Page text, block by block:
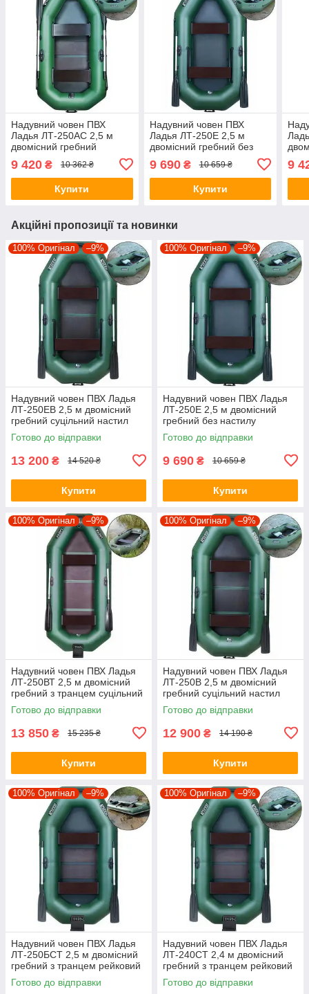
Надувний човен ПВХ
Ладья ЛТ-250АС 2,5 м
двомісний гребний
стаціонарні сидіння
9 420 ₴ 10 362 ₴
Купити
Надувний човен ПВХ
Ладья ЛТ-250Е 2,5 м
двомісний гребний без
стаціонарні сидіння
9 690₴ 10 659 ₴
Купити
9
Акційні пропозиції та новинки
100% Оригінал –9%
Надувний човен ПВХ Ладья
ЛТ-250ЕВ 2,5 м двомісний
гребний суцільний настил
пересувні/стаціонарні
сидіння
Готово до відправки
13 200 ₴ 14 520 ₴
Купити
100% Оригінал –9%
Надувний човен ПВХ Ладья
ЛТ-250Е 2,5 м двомісний
гребний без настилу
пересувні/стаціонарні
сидіння
Готово до відправки
9 690 ₴ 10 659 ₴
Купити
100% Оригінал –9%
Надувний човен ПВХ Ладья
ЛТ-250ВТ 2,5 м двомісний
гребний з транцем суцільний
настил стаціонарні сидіння
Готово до відправки
13 850 ₴ 15 235 ₴
Купити
100% Оригінал –9%
Надувний човен ПВХ Ладья
ЛТ-250В 2,5 м двомісний
гребний суцільний настил
стаціонарні сидіння
Готово до відправки
12 900 ₴ 14 190 ₴
Купити
100% Оригінал –9%
Надувний човен ПВХ Ладья
ЛТ-250БСТ 2,5 м двомісний
гребний з транцем рейковий
настил привальний брус
стаціонарні сидіння
Готово до відправки
100% Оригінал –9%
Надувний човен ПВХ Ладья
ЛТ-240СТ 2,4 м двомісний
гребний з транцем рейковий
настил стаціонарні сидіння
Готово до відправки